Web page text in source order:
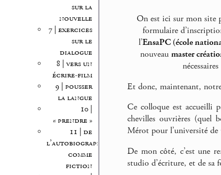
sur la
nouvelle
7 | exercices
sur le
dialogue
8 | vers un
écrire-film
9 | pousser
la langue
10 |
« prendre »
11 | de
l’autobiographie
comme
fiction
On est ici sur mon site
formulaire
l’EnsaPC (école
nouveaumaster
Et donc, maintenant,
Ce colloque est accueilli
chevilles ouvrières (quel
Mérot pour l’université de
De mon côté, c’est une
studio d’écriture, et de sa